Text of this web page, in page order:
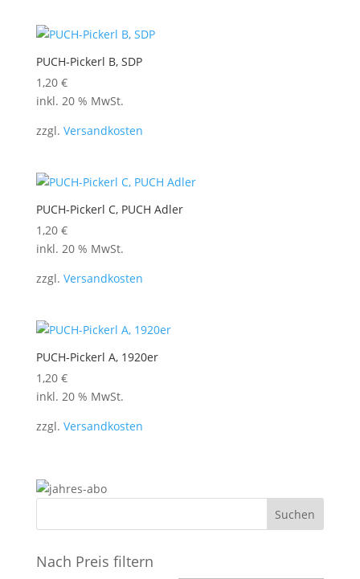
PUCH-Pickerl B, SDP
1,20 €
inkl. 20 % MwSt.
zzgl. Versandkosten
PUCH-Pickerl C, PUCH Adler
1,20 €
inkl. 20 % MwSt.
zzgl. Versandkosten
PUCH-Pickerl A, 1920er
1,20 €
inkl. 20 % MwSt.
zzgl. Versandkosten
Nach Preis filtern